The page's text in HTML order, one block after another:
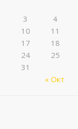
« Окт
3
4
10
11
17
18
24
25
31